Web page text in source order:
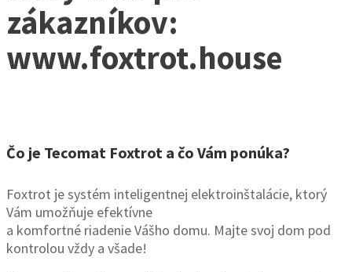
zákazníkov:
www.foxtrot.house
Čo je Tecomat Foxtrot a čo Vám ponúka?
Foxtrot je systém inteligentnej elektroinštalácie, ktorý
Vám umožňuje efektívne
a komfortné riadenie Vášho domu. Majte svoj dom pod
kontrolou vždy a všade!